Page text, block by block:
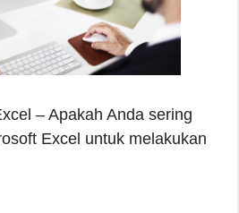
– Apakah Anda sering
Excel untuk melakukan